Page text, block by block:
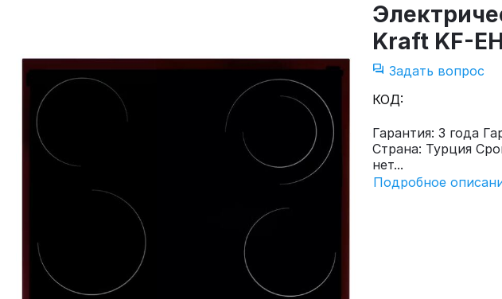
Kraft KF-
Задать вопрос
КОД:
Гарантия: 3 года
Страна: Турция
нет...
Подробное